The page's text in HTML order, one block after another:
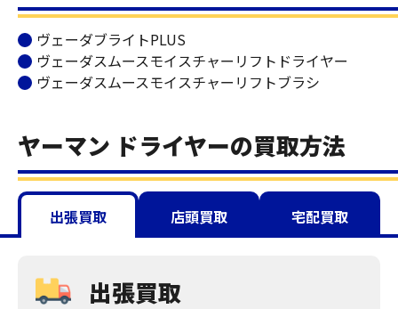
ヴェーダブライトPLUS
ヴェーダスムースモイスチャーリフトドライヤー
ヴェーダスムースモイスチャーリフトブラシ
ヤーマン ドライヤーの買取方法
出張買取 店頭買取 宅配買取
出張買取